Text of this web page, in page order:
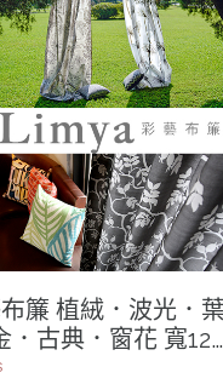
光．葉
典．窗花 寬125
高250cm 可自行修改垂長